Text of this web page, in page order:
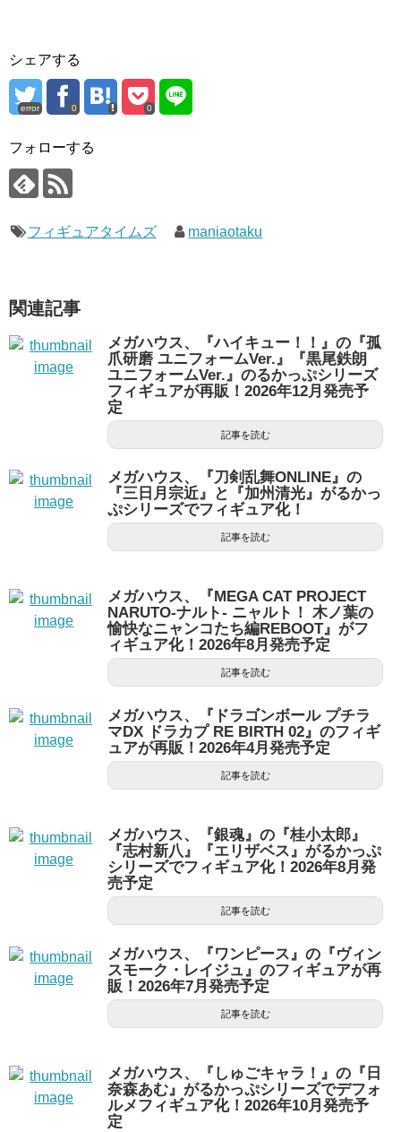
シェアする
error 0 0
フォローする
フィギュアタイムズ maniaotaku
関連記事
メガハウス、『ハイキュー！！』の『孤
爪研磨 ユニフォームVer.』『黒尾鉄朗
ユニフォームVer.』のるかっぷシリーズ
フィギュアが再販！2026年12月発売予
定
記事を読む
メガハウス、『刀剣乱舞ONLINE』の
『三日月宗近』と『加州清光』がるかっ
ぷシリーズでフィギュア化！
記事を読む
メガハウス、『MEGA CAT PROJECT
NARUTO-ナルト- ニャルト！ 木ノ葉の
愉快なニャンコたち編REBOOT』がフ
ィギュア化！2026年8月発売予定
記事を読む
メガハウス、『ドラゴンボール プチラ
マDX ドラカプ RE BIRTH 02』のフィギ
ュアが再販！2026年4月発売予定
記事を読む
メガハウス、『銀魂』の『桂小太郎』
『志村新八』『エリザベス』がるかっぷ
シリーズでフィギュア化！2026年8月発
売予定
記事を読む
メガハウス、『ワンピース』の『ヴィン
スモーク・レイジュ』のフィギュアが再
販！2026年7月発売予定
記事を読む
メガハウス、『しゅごキャラ！』の『日
奈森あむ』がるかっぷシリーズでデフォ
ルメフィギュア化！2026年10月発売予
定